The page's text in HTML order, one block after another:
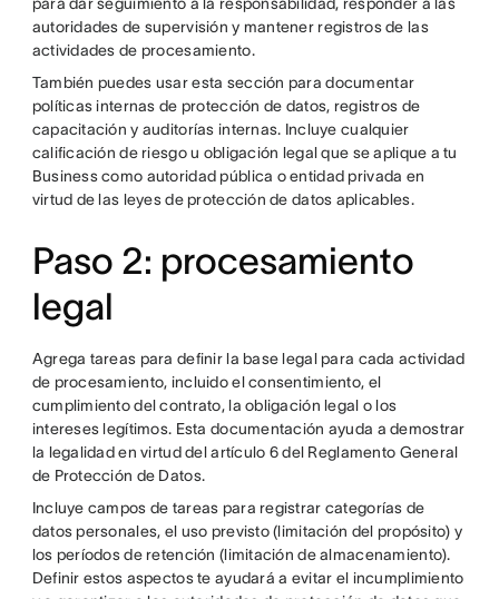
autoridades de supervisión y mantener registros de las
actividades de procesamiento.
También puedes usar esta sección para documentar
políticas internas de protección de datos, registros de
capacitación y auditorías internas. Incluye cualquier
calificación de riesgo u obligación legal que se aplique a tu
Business como autoridad pública o entidad privada en
virtud de las leyes de protección de datos aplicables.
Paso 2: procesamiento
legal
Agrega tareas para definir la base legal para cada actividad
de procesamiento, incluido el consentimiento, el
cumplimiento del contrato, la obligación legal o los
intereses legítimos. Esta documentación ayuda a demostrar
la legalidad en virtud del artículo 6 del Reglamento General
de Protección de Datos.
Incluye campos de tareas para registrar categorías de
datos personales, el uso previsto (limitación del propósito) y
los períodos de retención (limitación de almacenamiento).
Definir estos aspectos te ayudará a evitar el incumplimiento